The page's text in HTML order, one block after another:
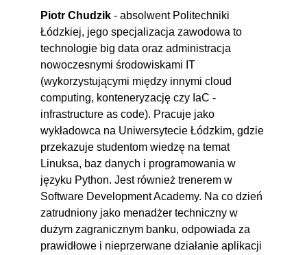
Piotr Chudzik - absolwent Politechniki
Łódzkiej, jego specjalizacja zawodowa to
technologie big data oraz administracja
nowoczesnymi środowiskami IT
(wykorzystującymi między innymi cloud
computing, konteneryzację czy IaC -
infrastructure as code). Pracuje jako
wykładowca na Uniwersytecie Łódzkim, gdzie
przekazuje studentom wiedzę na temat
Linuksa, baz danych i programowania w
języku Python. Jest również trenerem w
Software Development Academy. Na co dzień
zatrudniony jako menadżer techniczny w
dużym zagranicznym banku, odpowiada za
prawidłowe i nieprzerwane działanie aplikacji